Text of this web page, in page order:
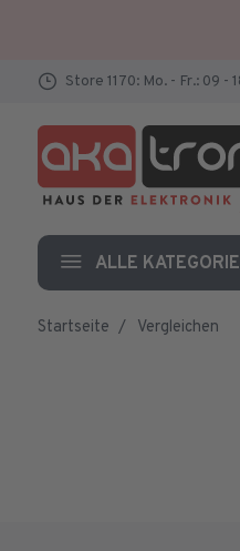
Store 1170: Mo. - Fr.: 09 -
ALLE
Startseite Vergleichen